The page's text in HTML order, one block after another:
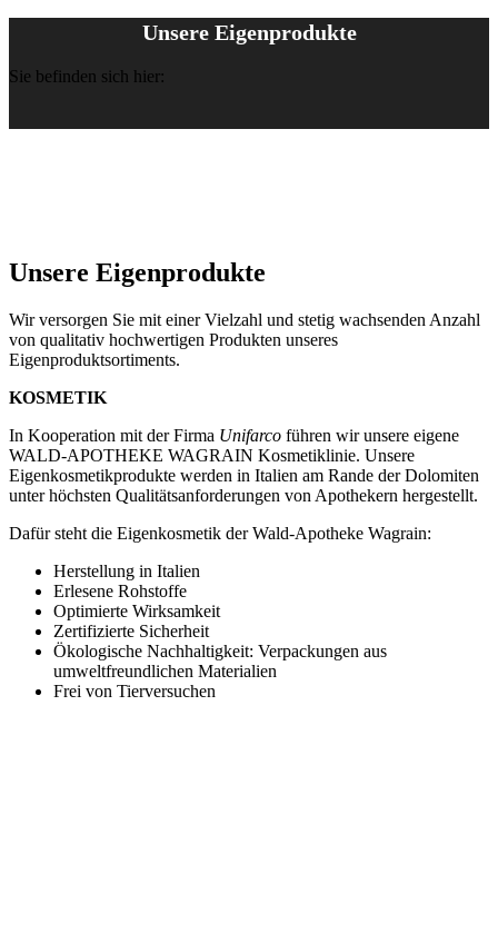
Unsere Eigenprodukte
Sie befinden sich hier:
Unsere Eigenprodukte
Wir versorgen Sie mit einer Vielzahl und stetig wachsenden Anzahl
von qualitativ hochwertigen Produkten unseres
Eigenproduktsortiments.
KOSMETIK
In Kooperation mit der Firma Unifarco führen wir unsere eigene
WALD-APOTHEKE WAGRAIN Kosmetiklinie. Unsere
Eigenkosmetikprodukte werden in Italien am Rande der Dolomiten
unter höchsten Qualitätsanforderungen von Apothekern hergestellt.
Dafür steht die Eigenkosmetik der Wald-Apotheke Wagrain:
Herstellung in Italien
Erlesene Rohstoffe
Optimierte Wirksamkeit
Zertifizierte Sicherheit
Ökologische Nachhaltigkeit: Verpackungen aus
umweltfreundlichen Materialien
Frei von Tierversuchen